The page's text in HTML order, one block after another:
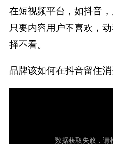
在短视频平台，如抖音
只要内容用户不喜欢，
择不看。
品牌该如何在抖音留住